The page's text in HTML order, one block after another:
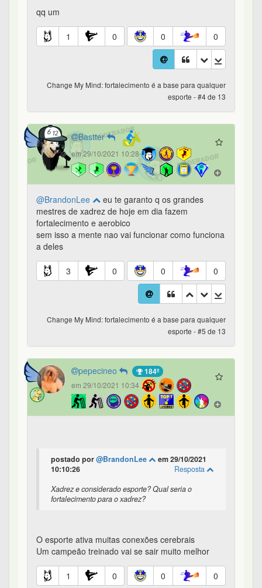
qq um
1 0 0 0
Change My Mind: fortalecimento é a base para qualquer
esporte - #4 de 13
Bastter
em 29/10/2021 10:28
@BrandonLee
eu te garanto q os grandes
mestres de xadrez de hoje em dia fazem
fortalecimento e aerobico
sem isso a mente nao vai funcionar como funciona
a deles
3 0 0 0
Change My Mind: fortalecimento é a base para qualquer
esporte - #5 de 13
pepecineo 184º
em 29/10/2021 10:34
postado por@BrandonLee
em 29/10/2021
10:10:26
Resposta
Xadrez e considerado esporte? Qual seria o
fortalecimento para o xadrez?
O esporte ativa muitas conexões cerebrais
Um campeão treinado vai se sair muito melhor
1 0 0 0